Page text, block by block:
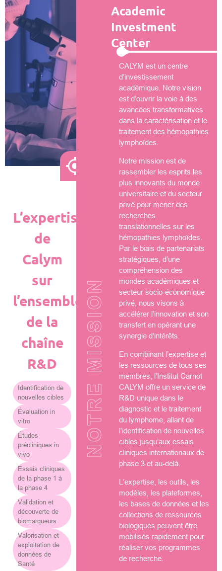
L’expertise
de
Calym
sur
l’ensemble
de la
chaîne
R&D
Identification de
nouvelles cibles
Évaluation in
vitro
Études
précliniques in
vivo
Essais cliniques
de la phase 1 à
la phase 4
Validation et
découverte de
biomarqueurs
Valorisation et
exploitation de
données de
Santé
NOTRE MISSION
Academic
Investment
Center
CALYM est un centre
d’investissement
académique. Notre vision
est d’ouvrir la voie à des
avancées transformatives
dans la caractérisation et le
traitement des hémopathies
lymphoïdes.
Notre mission est de
rassembler les esprits les
plus innovants du monde
universitaire et du secteur
privé pour mener des
recherches
translationnelles sur les
hémopathies lymphoïdes.
Par le biais de partenariats
stratégiques, d’une
compréhension des
mondes académiques et
secteur socio-économique
privé, nous visons à
accélérer l’innovation et son
transfert en opérant une
synergie d’intérêts.
En combinant l’expertise et
les ressources de tous ses
membres, l’Institut Carnot
CALYM offre un service de
R&D unique dans le
diagnostic et le traitement
du lymphome, allant de
l’identification de nouvelles
cibles jusqu’aux essais
cliniques internationaux de
phase 3 et au-delà.
L’expertise, les outils, les
modèles, les plateformes,
les bases de données et les
collections de ressources
biologiques peuvent être
mobilisés rapidement pour
réaliser vos programmes
de recherche.